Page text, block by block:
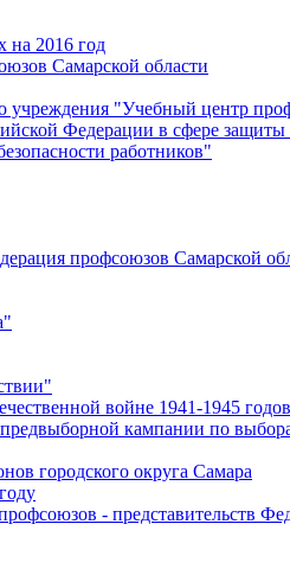
на 2016 год
Самарской области
учреждения "Учебный центр
Федерации в сфере
работников"
профсоюзов Самарской
войне 1941-1945
кампании по
городского округа Самара
- представительств